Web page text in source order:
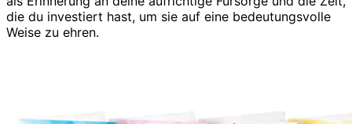
die du investiert hast, um sie auf eine bedeutungsvolle
Weise zu ehren.